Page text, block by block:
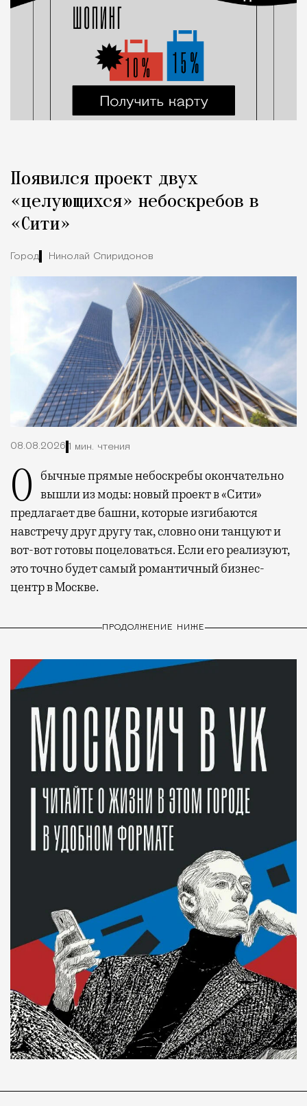
Появился проект двух
«целующихся» небоскребов в
«Сити»
Город Николай Спиридонов
08.08.2026 1 мин. чтения
Обычные прямые небоскребы окончательно вышли из моды: новый проект в «Сити»
предлагает две башни, которые изгибаются
навстречу друг другу так, словно они танцуют и
вот-вот готовы поцеловаться. Если его реализуют,
это точно будет самый романтичный бизнес-
центр в Москве.
ПРОДОЛЖЕНИЕ НИЖЕ